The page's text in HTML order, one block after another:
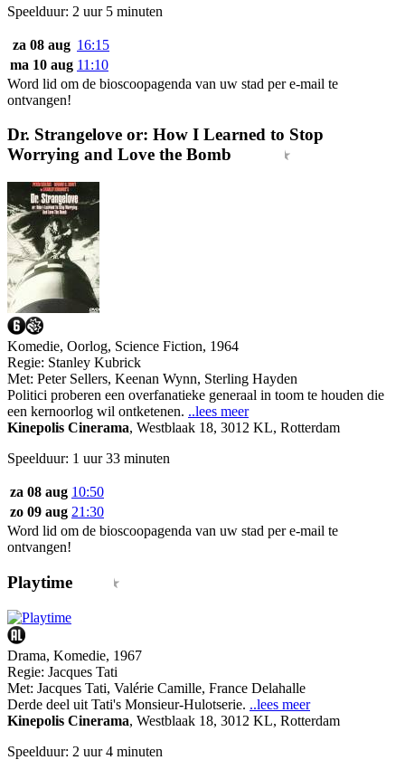
Speelduur: 2 uur 5 minuten
za 08 aug 16:15
ma 10 aug 11:10
Word lid om de bioscoopagenda van uw stad per e-mail te
ontvangen!
Dr. Strangelove or: How I Learned to Stop
Worrying and Love the Bomb
Komedie, Oorlog, Science Fiction, 1964
Regie: Stanley Kubrick
Met: Peter Sellers, Keenan Wynn, Sterling Hayden
Politici proberen een overfanatieke generaal in toom te houden die
een kernoorlog wil ontketenen. ..lees meer
Kinepolis Cinerama, Westblaak 18, 3012 KL, Rotterdam
Speelduur: 1 uur 33 minuten
za 08 aug 10:50
zo 09 aug 21:30
Word lid om de bioscoopagenda van uw stad per e-mail te
ontvangen!
Playtime
Drama, Komedie, 1967
Regie: Jacques Tati
Met: Jacques Tati, Valérie Camille, France Delahalle
Derde deel uit Tati's Monsieur-Hulotserie. ..lees meer
Kinepolis Cinerama, Westblaak 18, 3012 KL, Rotterdam
Speelduur: 2 uur 4 minuten